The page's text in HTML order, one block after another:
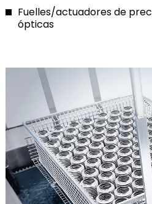
Fuelles/actuadores de
ópticas